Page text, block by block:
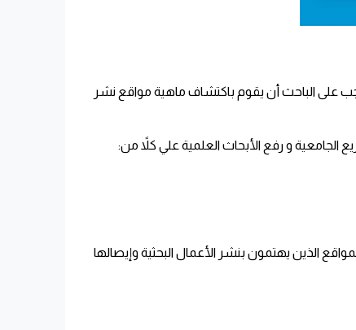
على الباحث أن يقوم باكتشاف ماهية مواقع نشر
الجامعية و رفع الأبحاث العلمية علي كلاً من:
الذين يهتمون بنشر الأعمال البحثية وإيصالها